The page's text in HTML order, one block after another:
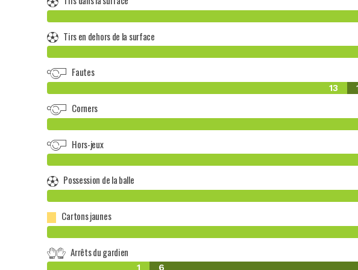
Tirs en dehors de la surface
Fautes
13
Corners
Hors-jeux
Possession de la balle
Cartons jaunes
Arrêts du gardien